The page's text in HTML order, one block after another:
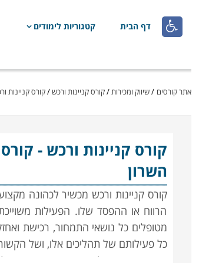
 דף הבית קטגוריות לימודים
אתר קורסים /שיווק ומכירות/קורס קניינות ורכש/קורס קניינות ורכש
קורס קניינות ורכש
השרון
קורס קניינות ורכש מכשיר לכהונה
הרווח או ההפסד שלו. הפעילות
מטופלים כל נושאי התמחור, רכישת
כל פעילותם של תהליכים אלו, ושל
השרשרת מתחילה בפרסום מכרזים